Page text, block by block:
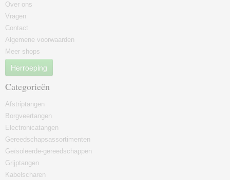
Over ons
Vragen
Contact
Algemene voorwaarden
Meer shops
Herroeping
Categorieën
Afstriptangen
Borgveertangen
Electronicatangen
Gereedschapsassortimenten
Geïsoleerde-gereedschappen
Grijptangen
Kabelscharen